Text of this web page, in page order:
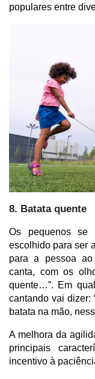
populares entre
8. Batata quente
Os pequenos
escolhido para ser
para a pessoa
canta, com os
quente…”. Em
cantando vai dizer:
batata na mão,
A melhora da
principais
incentivo à